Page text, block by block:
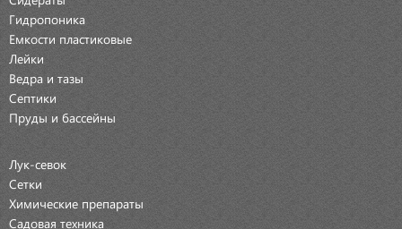
Гидропоника
Емкости пластиковые
Лейки
Ведра и тазы
Септики
Пруды и бассейны
Лук-севок
Сетки
Химические препараты
Садовая техника